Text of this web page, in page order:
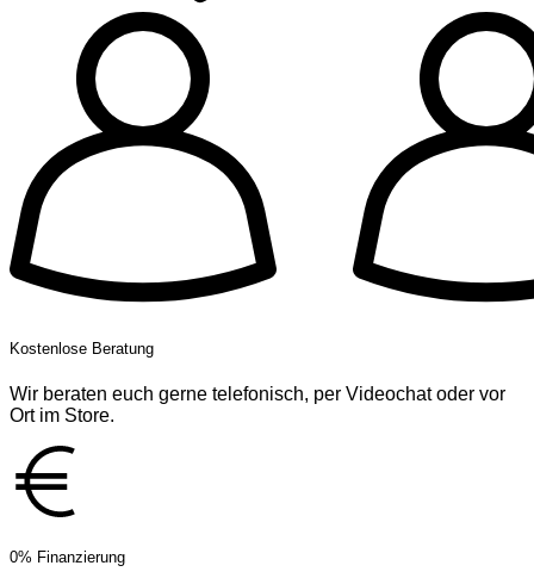
Kostenlose Beratung
Wir beraten euch gerne telefonisch, per Videochat oder vor
Ort im Store.
0% Finanzierung